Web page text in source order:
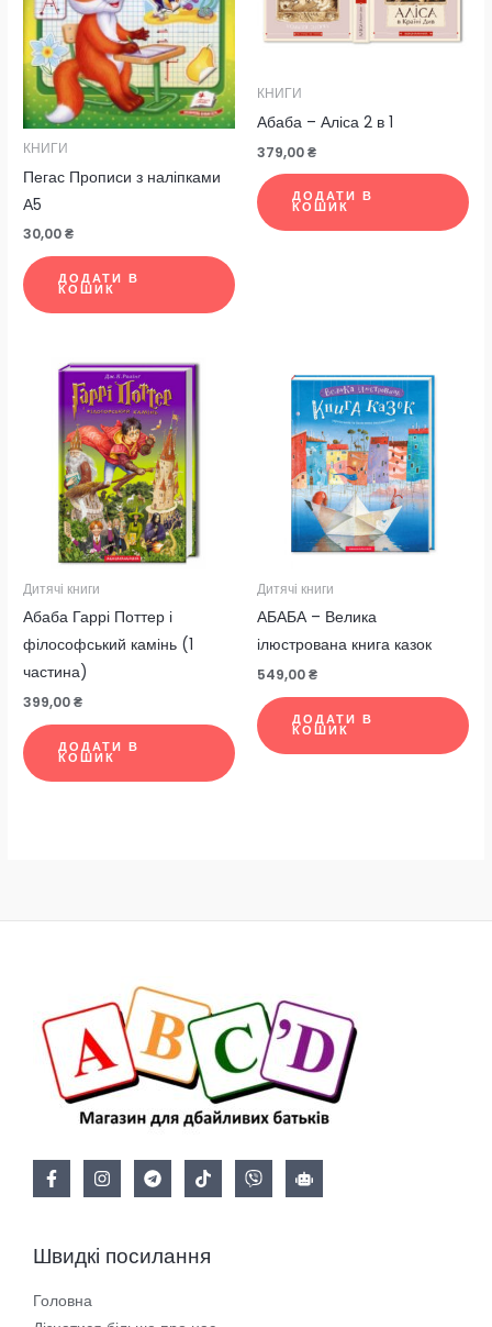
КНИГИ
Пегас Прописи з наліпками
А5
30,00₴
ДОДАТИ В
КОШИК
КНИГИ
Абаба – Аліса 2 в 1
379,00₴
ДОДАТИ В
КОШИК
Дитячі книги
Абаба Гаррі Поттер і
філософський камінь (1
частина)
399,00₴
ДОДАТИ В
КОШИК
Дитячі книги
АБАБА – Велика
ілюстрована книга казок
549,00₴
ДОДАТИ В
КОШИК
Швидкі посилання
Головна